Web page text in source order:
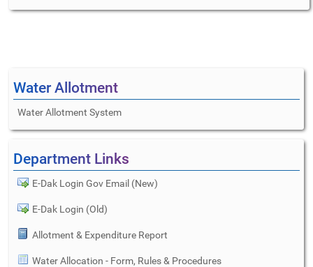
Water Allotment
Water Allotment System
Department Links
E-Dak Login Gov Email (New)
E-Dak Login (Old)
Allotment & Expenditure Report
Water Allocation - Form, Rules & Procedures